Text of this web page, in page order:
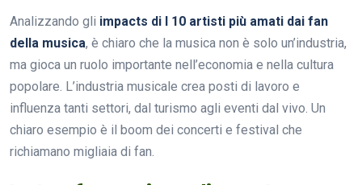
Analizzando gli impacts di I 10 artisti più amati dai fan
della musica, è chiaro che la musica non è solo un’industria,
ma gioca un ruolo importante nell’economia e nella cultura
popolare. L’industria musicale crea posti di lavoro e
influenza tanti settori, dal turismo agli eventi dal vivo. Un
chiaro esempio è il boom dei concerti e festival che
richiamano migliaia di fan.